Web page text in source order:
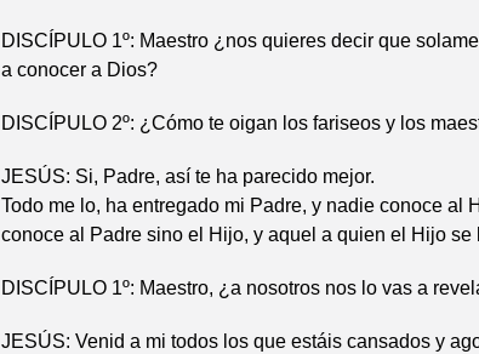
DISCÍPULO 1º: Maestro ¿nos quieres decir que
a conocer a Dios?
DISCÍPULO 2º: ¿Cómo te oigan los fariseos y los
JESÚS: Si, Padre, así te ha parecido mejor.
Todo me lo, ha entregado mi Padre, y nadie conoce al
conoce al Padre sino el Hijo, y aquel a quien el Hijo se
DISCÍPULO 1º: Maestro, ¿a nosotros nos lo vas a
JESÚS: Venid a mi todos los que estáis cansados y